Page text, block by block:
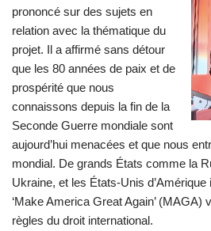
prononcé sur des sujets en
relation avec la thématique du
projet. Il a affirmé sans détour
que les 80 années de paix et de
prospérité que nous
connaissons depuis la fin de la
Seconde Guerre mondiale sont
aujourd’hui menacées et que nous
mondial. De grands États comme la
Ukraine, et les États-Unis
‘Make America Great Again’ (MAGA)
règles du droit international.